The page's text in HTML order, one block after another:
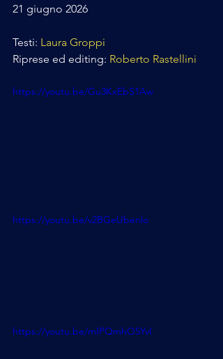
21 giugno 2026
Testi: Laura Groppi
Riprese ed editing: Roberto Rastellini
https://youtu.be/Gu3KxEbS1Aw
https://youtu.be/v2BGeUbenlo
https://youtu.be/mIPQmhO5YvI